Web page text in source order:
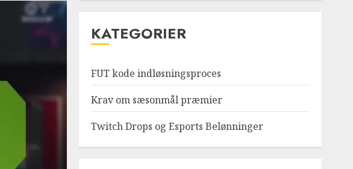
KATEGORIER
FUT kode indløsningsproces
Krav om sæsonmål præmier
Twitch Drops og Esports Belønninger